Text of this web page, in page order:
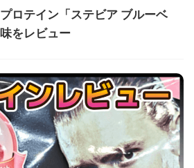
ロテイン「ステビア ブルーベ
をレビュー